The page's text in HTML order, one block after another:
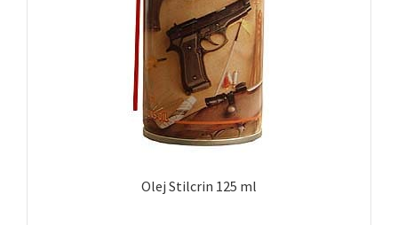
Olej Stilcrin 125 ml